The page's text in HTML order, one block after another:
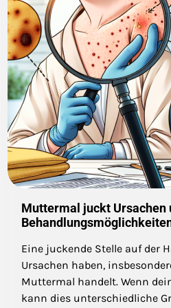
Muttermal juckt Ursachen
Eine juckende Stelle auf der
Ursachen haben,
Muttermal handelt. Wenn
kann dies unterschiedliche